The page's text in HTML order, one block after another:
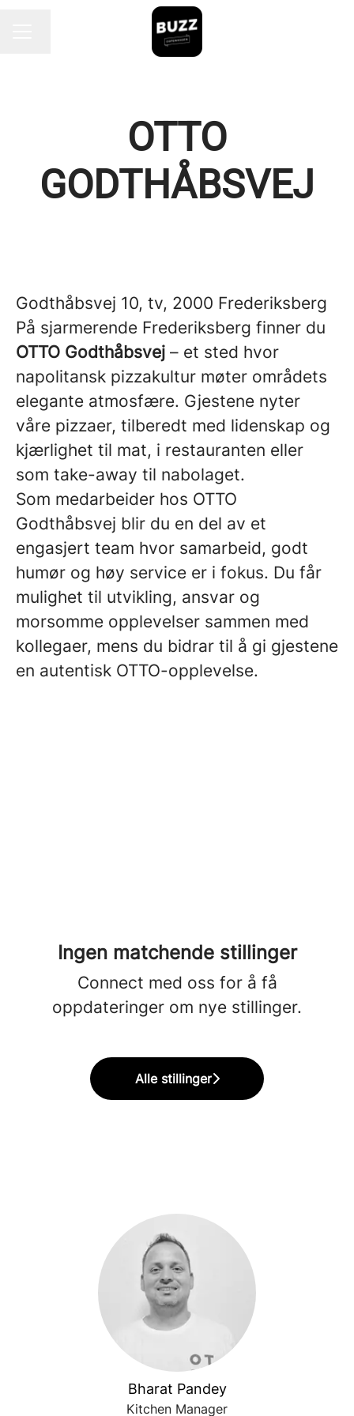
OTTO
GODTHÅBSVEJ
Godthåbsvej 10, tv, 2000 Frederiksberg
På sjarmerende Frederiksberg finner du
OTTO Godthåbsvej – et sted hvor
napolitansk pizzakultur møter områdets
elegante atmosfære. Gjestene nyter
våre pizzaer, tilberedt med lidenskap og
kjærlighet til mat, i restauranten eller
som take-away til nabolaget.
Som medarbeider hos OTTO
Godthåbsvej blir du en del av et
engasjert team hvor samarbeid, godt
humør og høy service er i fokus. Du får
mulighet til utvikling, ansvar og
morsomme opplevelser sammen med
kollegaer, mens du bidrar til å gi gjestene
en autentisk OTTO-opplevelse.
Ingen matchende stillinger
Connect med oss for å få
oppdateringer om nye stillinger.
Alle stillinger
Bharat Pandey
Kitchen Manager